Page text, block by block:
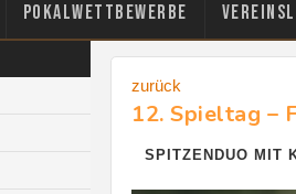
Pokalwettbewerbe
zurück
12. Spieltag –
SPITZENDUO MIT